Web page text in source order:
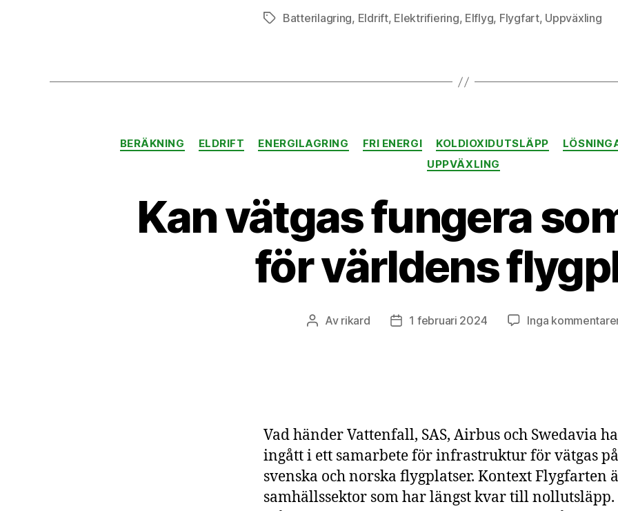
Etiketter
Batterilagring, Eldrift, Elektrifiering, Elflyg, Flygfart, Uppväxling
Kategorier
BERÄKNING ELDRIFT ENERGILAGRING FRI ENERGI KOLDIOXIDUTSLÄPP
UPPVÄXLING
Kan vätgas fungera
för världens
Inläggsförfattare
Av rikard Inläggsdatum
1 februari 2024 Inga
Vad händer Vattenfall, SAS, Airbus och Swedavia
ingått i ett samarbete för infrastruktur för vätgas på
svenska och norska flygplatser. Kontext Flygfarten
samhällssektor som har längst kvar till nollutsläpp.